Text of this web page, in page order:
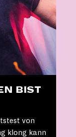
BIST
von
klong kann